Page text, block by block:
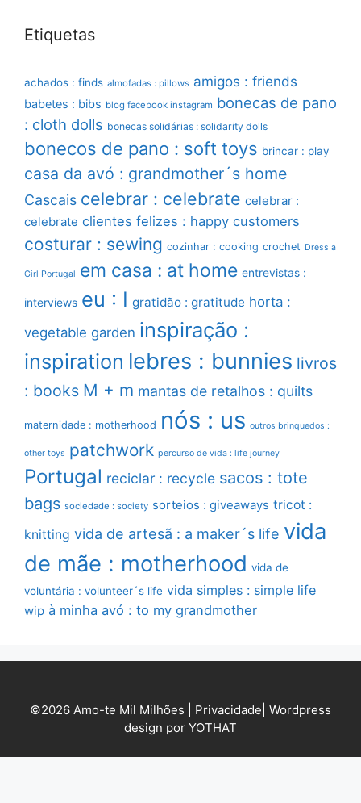
Etiquetas
achados : finds almofadas : pillows amigos : friends
babetes : bibs blog facebook instagram bonecas de pano
: cloth dolls bonecas solidárias : solidarity dolls
bonecos de pano : soft toys brincar : play
casa da avó : grandmother´s home
Cascais celebrar : celebrate celebrar :
celebrate clientes felizes : happy customers
costurar : sewing cozinhar : cooking crochet Dress a
Girl Portugal em casa : at home entrevistas :
interviews eu : I gratidão : gratitude horta :
vegetable garden inspiração :
inspiration lebres : bunnies livros
: books M + m mantas de retalhos : quilts
maternidade : motherhood nós : us outros brinquedos :
other toys patchwork percurso de vida : life journey
Portugal reciclar : recycle sacos : tote
bags sociedade : society sorteios : giveaways tricot :
knitting vida de artesã : a maker´s life vida
de mãe : motherhood vida de
voluntária : volunteer´s life vida simples : simple life
wip à minha avó : to my grandmother
©2026 Amo-te Mil Milhões | Privacidade Wordpress
design por YOTHAT